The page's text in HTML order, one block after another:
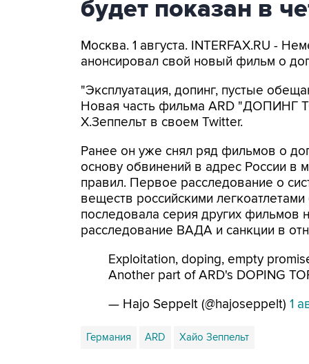
будет показан в
Москва. 1 августа. INTERFAX.RU -
анонсировал свой новый фильм о
"Эксплуатация, допинг, пустые
Новая часть фильма ARD "ДОПИНГ
Х.Зеппельт в своем Twitter.
Ранее он уже снял ряд фильмов о
основу обвинений в адрес России в
правил. Первое расследование о
веществ российскими
последовала серия других фильмов
расследование ВАДА и санкции в
Exploitation, doping, empty
Another part of ARD's DOPING
— Hajo Seppelt (@hajoseppelt) 1
Германия ARD Хайо Зеппельт